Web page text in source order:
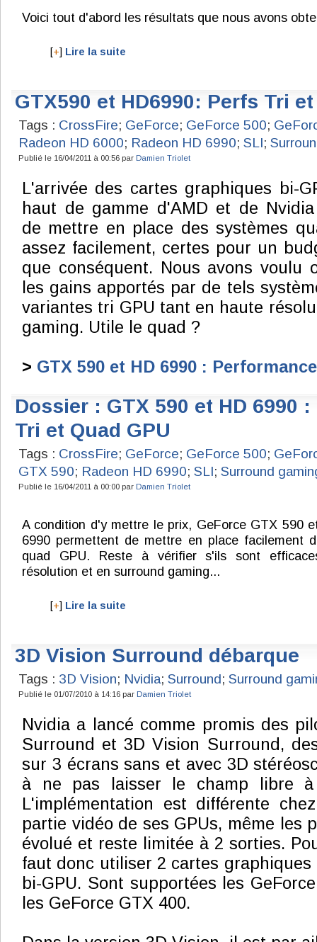
Voici tout d'abord les résultats que nous avons
[+] Lire la suite
GTX590 et HD6990: Perfs Tri
Tags : CrossFire; GeForce; GeForce 500;
Radeon HD 6000; Radeon HD 6990; SLI;
Publié le 16/04/2011 à 00:56 par Damien Triolet
L'arrivée des cartes graphiques bi-
haut de gamme d'AMD et de
de mettre en place des systèmes
assez facilement, certes pour un
que conséquent. Nous avons voulu
les gains apportés par de tels
variantes tri GPU tant en haute
gaming. Utile le quad ?
> GTX 590 et HD 6990 :
Dossier : GTX 590 et HD 6990
Tri et Quad GPU
Tags : CrossFire; GeForce; GeForce 500;
GTX 590; Radeon HD 6990; SLI; Surround
Publié le 16/04/2011 à 00:00 par Damien Triolet
A condition d'y mettre le prix, GeForce GTX 590
6990 permettent de mettre en place facilement
quad GPU. Reste à vérifier s'ils sont
résolution et en surround gaming...
[+] Lire la suite
3D Vision Surround débarque
Tags : 3D Vision; Nvidia; Surround; Surround
Publié le 01/07/2010 à 14:16 par Damien Triolet
Nvidia a lancé comme promis des
Surround et 3D Vision Surround,
sur 3 écrans sans et avec 3D
à ne pas laisser le champ libre à
L'implémentation est différente
partie vidéo de ses GPUs, même les
évolué et reste limitée à 2 sorties.
faut donc utiliser 2 cartes graphiques
bi-GPU. Sont supportées les
les GeForce GTX 400.